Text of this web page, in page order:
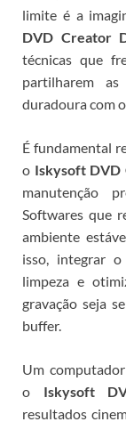
limite é a
DVD Creator
técnicas que
partilharem
duradoura com
É fundamental
o Iskysoft DVD
manutenção
Softwares que
ambiente
isso, integrar
limpeza e
gravação seja
buffer.
Um
o Iskysoft
resultados